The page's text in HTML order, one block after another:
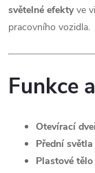
světelné efektyve
pracovního vozidla.
Funkce
Otevírací
Přední světla
Plastové tělo